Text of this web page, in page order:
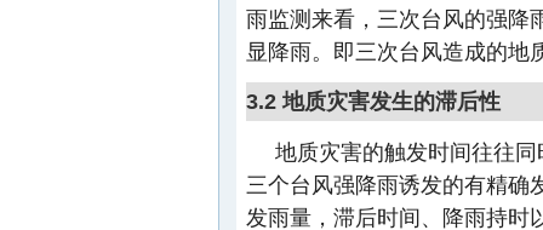
雨监测来看，三次台风的强降
显降雨。即三次台风造成的地
3.2 地质灾害发生的滞后性
地质灾害的触发时间往往
三个台风强降雨诱发的有精确
发雨量，滞后时间、降雨持时